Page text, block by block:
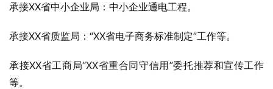
承接XX省中小企业局：中小企业通电工程。
承接XX省质监局：“XX省电子商务标准制定”工作等。
承接XX省工商局“XX省重合同守信用”委托推荐和宣传工作
等。